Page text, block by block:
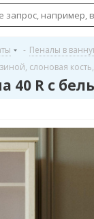
- Пеналы в
слоновая
40 R с